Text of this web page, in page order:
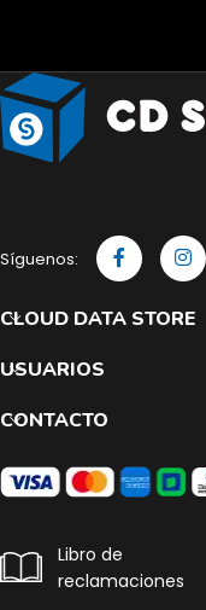
Síguenos:
CLOUD DATA STORE
USUARIOS
CONTACTO
Libro de
reclamaciones